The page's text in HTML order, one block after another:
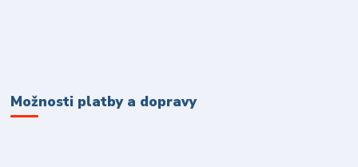
Možnosti platby a dopravy